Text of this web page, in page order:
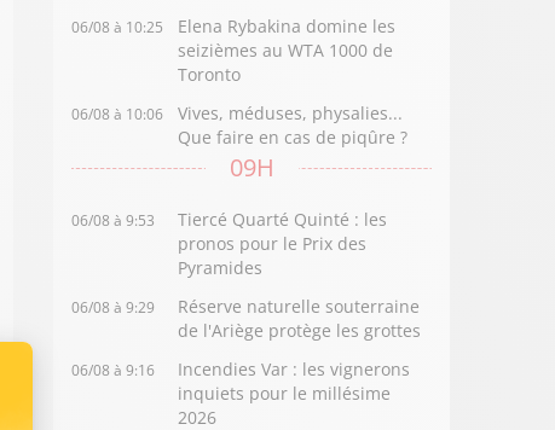
06/08 à 10:25
Elena Rybakina domine les
seizièmes au WTA 1000 de
Toronto
06/08 à 10:06
Vives, méduses, physalies...
Que faire en cas de piqûre ?
09H
06/08 à 9:53
Tiercé Quarté Quinté : les
pronos pour le Prix des
Pyramides
06/08 à 9:29
Réserve naturelle souterraine
de l'Ariège protège les grottes
06/08 à 9:16
Incendies Var : les vignerons
inquiets pour le millésime
2026